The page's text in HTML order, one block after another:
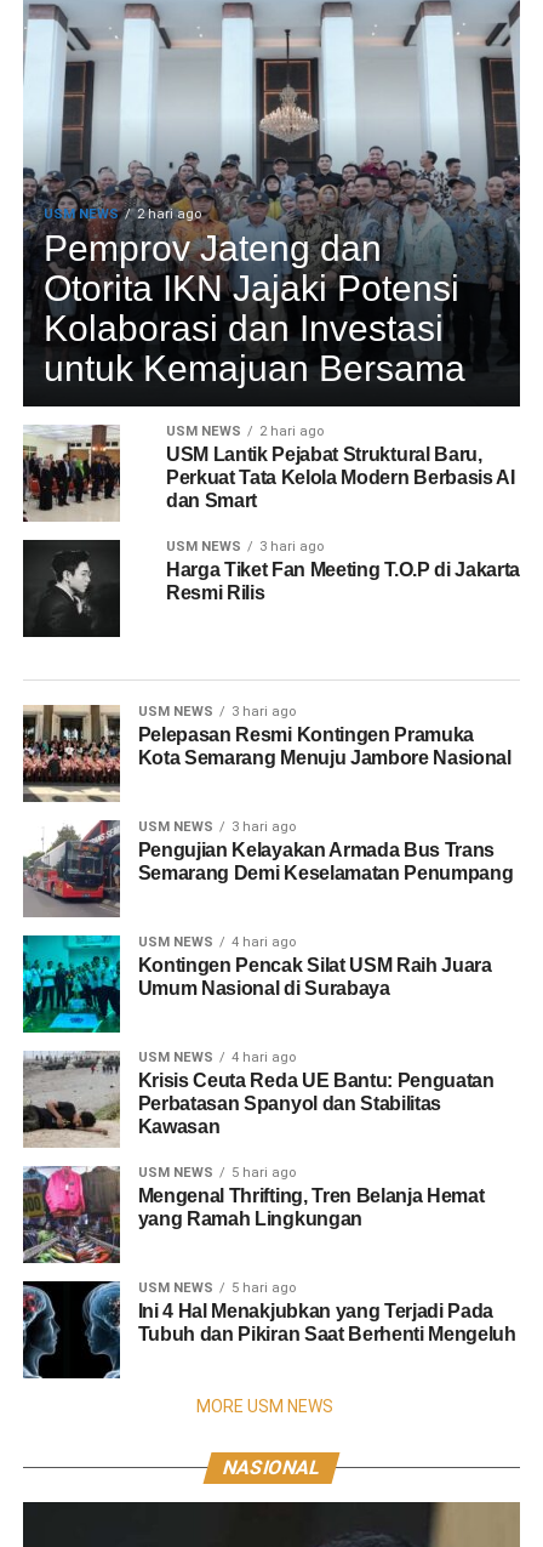
USM NEWS 2 hari ago
Pemprov Jateng dan
Otorita IKN Jajaki Potensi
Kolaborasi dan Investasi
untuk Kemajuan Bersama
USM NEWS 2 hari ago
USM Lantik Pejabat Struktural Baru,
Perkuat Tata Kelola Modern Berbasis AI
dan Smart
USM NEWS 3 hari ago
Harga Tiket Fan Meeting T.O.P di Jakarta
Resmi Rilis
USM NEWS 3 hari ago
Pelepasan Resmi Kontingen Pramuka
Kota Semarang Menuju Jambore Nasional
USM NEWS 3 hari ago
Pengujian Kelayakan Armada Bus Trans
Semarang Demi Keselamatan Penumpang
USM NEWS 4 hari ago
Kontingen Pencak Silat USM Raih Juara
Umum Nasional di Surabaya
USM NEWS 4 hari ago
Krisis Ceuta Reda UE Bantu: Penguatan
Perbatasan Spanyol dan Stabilitas
Kawasan
USM NEWS 5 hari ago
Mengenal Thrifting, Tren Belanja Hemat
yang Ramah Lingkungan
USM NEWS 5 hari ago
Ini 4 Hal Menakjubkan yang Terjadi Pada
Tubuh dan Pikiran Saat Berhenti Mengeluh
MORE USM NEWS
NASIONAL